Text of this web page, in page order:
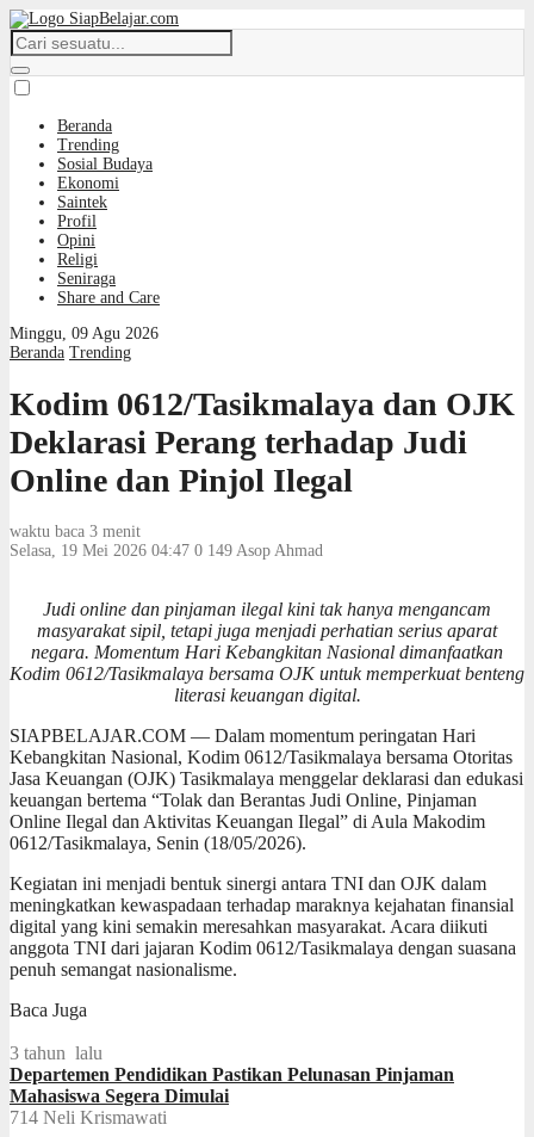
Beranda
Trending
Sosial Budaya
Ekonomi
Saintek
Profil
Opini
Religi
Seniraga
Share and Care
Minggu, 09 Agu 2026
Beranda Trending
Kodim 0612/Tasikmalaya dan OJK
Deklarasi Perang terhadap Judi
Online dan Pinjol Ilegal
waktu baca 3 menit
Selasa, 19 Mei 2026 04:47 0 149 Asop Ahmad
Judi online dan pinjaman ilegal kini tak hanya mengancam
masyarakat sipil, tetapi juga menjadi perhatian serius aparat
negara. Momentum Hari Kebangkitan Nasional dimanfaatkan
Kodim 0612/Tasikmalaya bersama OJK untuk memperkuat benteng
literasi keuangan digital.
SIAPBELAJAR.COM — Dalam momentum peringatan Hari
Kebangkitan Nasional, Kodim 0612/Tasikmalaya bersama Otoritas
Jasa Keuangan (OJK) Tasikmalaya menggelar deklarasi dan edukasi
keuangan bertema “Tolak dan Berantas Judi Online, Pinjaman
Online Ilegal dan Aktivitas Keuangan Ilegal” di Aula Makodim
0612/Tasikmalaya, Senin (18/05/2026).
Kegiatan ini menjadi bentuk sinergi antara TNI dan OJK dalam
meningkatkan kewaspadaan terhadap maraknya kejahatan finansial
digital yang kini semakin meresahkan masyarakat. Acara diikuti
anggota TNI dari jajaran Kodim 0612/Tasikmalaya dengan suasana
penuh semangat nasionalisme.
Baca Juga
3 tahun lalu
Departemen Pendidikan Pastikan Pelunasan Pinjaman
Mahasiswa Segera Dimulai
714 Neli Krismawati